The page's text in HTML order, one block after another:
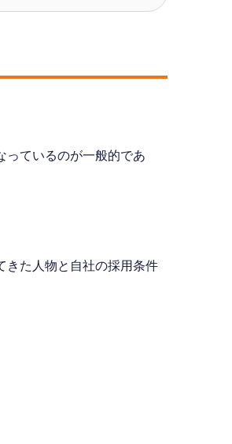
っているのが一般的であ
きた人物と自社の採用条件